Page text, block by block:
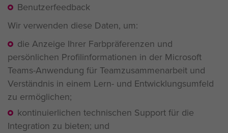
Benutzerfeedback
Wir verwenden diese Daten, um:
die Anzeige Ihrer Farbpräferenzen und
persönlichen Profilinformationen in der Microsoft
Teams-Anwendung für Teamzusammenarbeit und
Verständnis in einem Lern- und Entwicklungsumfeld
zu ermöglichen;
kontinuierlichen technischen Support für die
Integration zu bieten; und